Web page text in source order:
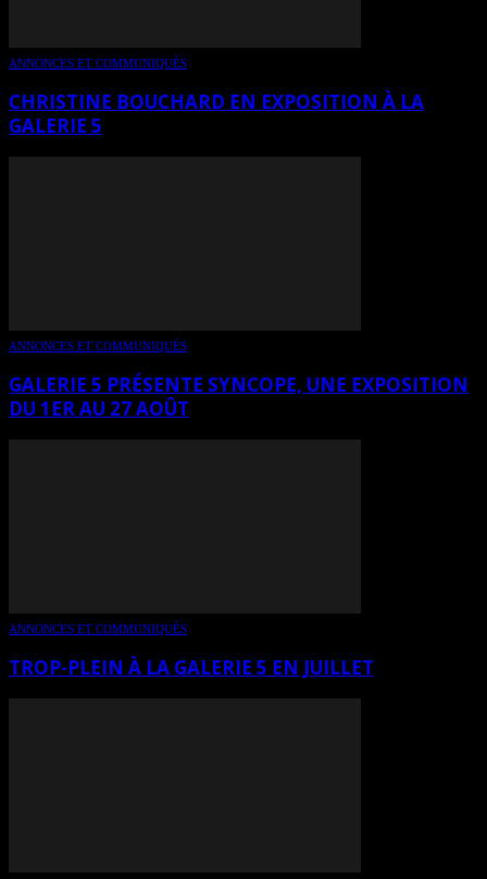
ANNONCES ET COMMUNIQUÉS
CHRISTINE BOUCHARD EN EXPOSITION À LA
GALERIE 5
ANNONCES ET COMMUNIQUÉS
GALERIE 5 PRÉSENTE SYNCOPE, UNE EXPOSITION
DU 1ER AU 27 AOÛT
ANNONCES ET COMMUNIQUÉS
TROP-PLEIN À LA GALERIE 5 EN JUILLET